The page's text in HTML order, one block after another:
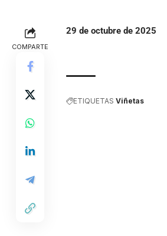
COMPARTE
29 de octubre de 2025
ETIQUETAS Viñetas